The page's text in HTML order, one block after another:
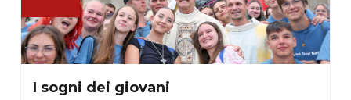
I sogni dei giovani